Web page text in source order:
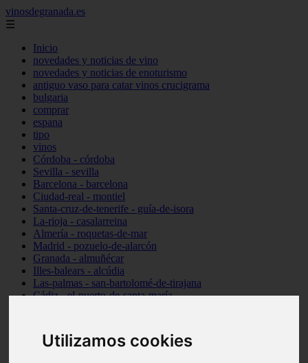
Utilizamos cookies
vinosdegranada.es
☰
Inicio
novedades y noticias de vino
novedades y noticias de enoturismo
antiguo vaso para catar vinos crucigrama
bulgaria
comprar
espana
tipo
vinos
Córdoba - córdoba
Sevilla - sevilla
Barcelona - barcelona
Ciudad-real - montiel
Santa-cruz-de-tenerife - guía-de-isora
La-rioja - casalarreina
Almería - roquetas-de-mar
Madrid - pozuelo-de-alarcón
Granada - almuñécar
Illes-balears - alcúdia
Las-palmas - san-bartolomé-de-tirajana
Cádiz - el-puerto-de-santa-maría
Santa-cruz-de-tenerife - los-llanos-de-aridane
Cantabria - suances